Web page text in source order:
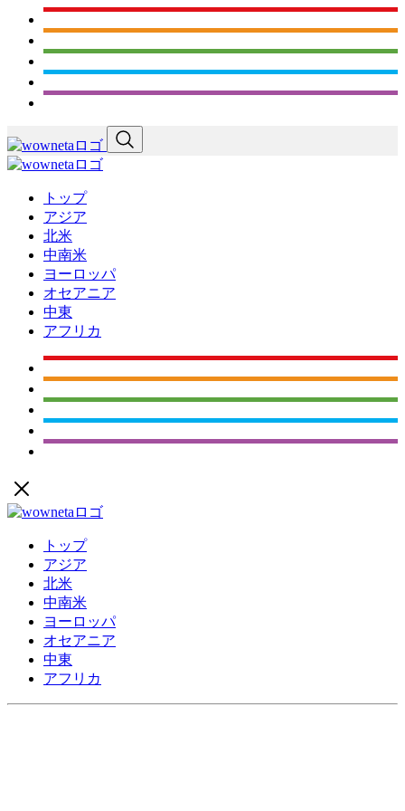
トップ
アジア
北米
中南米
ヨーロッパ
オセアニア
中東
アフリカ
トップ
アジア
北米
中南米
ヨーロッパ
オセアニア
中東
アフリカ